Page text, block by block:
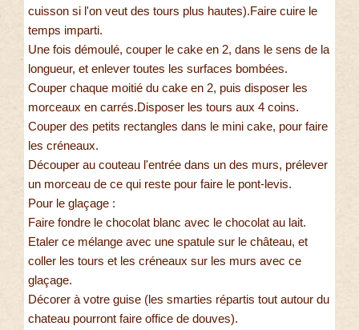
cuisson si l'on veut des tours plus hautes).Faire cuire le
temps imparti.
Une fois démoulé, couper le cake en 2, dans le sens de la
longueur, et enlever toutes les surfaces bombées.
Couper chaque moitié du cake en 2, puis disposer les
morceaux en carrés.Disposer les tours aux 4 coins.
Couper des petits rectangles dans le mini cake, pour faire
les créneaux.
Découper au couteau l'entrée dans un des murs, prélever
un morceau de ce qui reste pour faire le pont-levis.
Pour le glaçage :
Faire fondre le chocolat blanc avec le chocolat au lait.
Etaler ce mélange avec une spatule sur le château, et
coller les tours et les créneaux sur les murs avec ce
glaçage.
Décorer à votre guise (les smarties répartis tout autour du
chateau pourront faire office de douves).